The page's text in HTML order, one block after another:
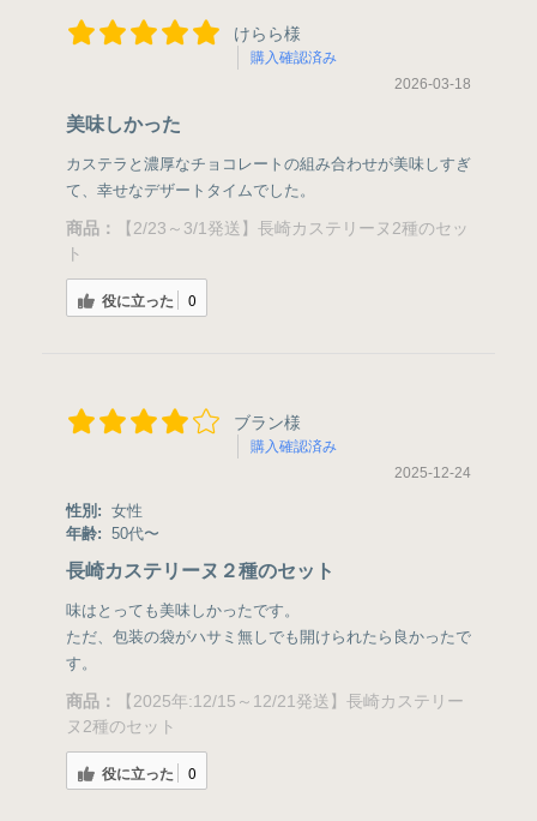
けらら様
購入確認済み
2026-03-18
美味しかった
カステラと濃厚なチョコレートの組み合わせが美味しすぎ
て、幸せなデザートタイムでした。
商品：
【2/23～3/1発送】長崎カステリーヌ2種のセッ
ト
役に立った 0
ブラン様
購入確認済み
2025-12-24
性別: 女性
年齢: 50代〜
長崎カステリーヌ２種のセット
味はとっても美味しかったです。
ただ、包装の袋がハサミ無しでも開けられたら良かったで
す。
商品：
【2025年:12/15～12/21発送】長崎カステリー
ヌ2種のセット
役に立った 0